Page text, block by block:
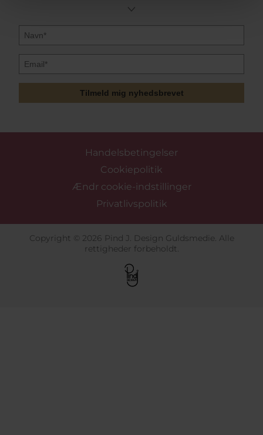
Tilmeld mig nyhedsbrevet
Handelsbetingelser
Cookiepolitik
Ændr cookie-indstillinger
Privatlivspolitik
Copyright © 2026 Pind J. Design Guldsmedie. Alle
rettigheder forbeholdt.